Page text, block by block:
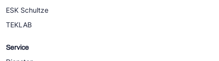
ESK Schultze
TEKLAB
Service